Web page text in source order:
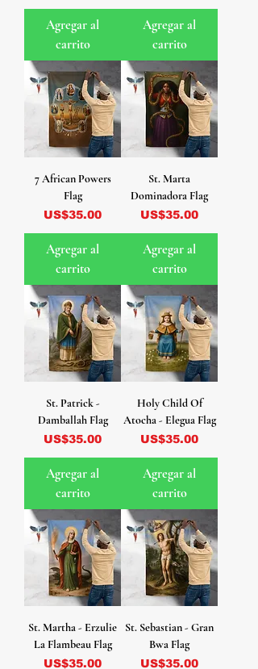
Agregar al
carrito
Agregar al
carrito
7 African Powers
Flag
Precio
US$35.00
Agregar al
carrito
St. Marta
Dominadora Flag
Precio
US$35.00
Agregar al
carrito
St. Patrick -
Damballah Flag
Precio
US$35.00
Agregar al
carrito
Holy Child Of
Atocha - Elegua Flag
Precio
US$35.00
Agregar al
carrito
St. Martha - Erzulie
La Flambeau Flag
Precio
US$35.00
St. Sebastian - Gran
Bwa Flag
Precio
US$35.00